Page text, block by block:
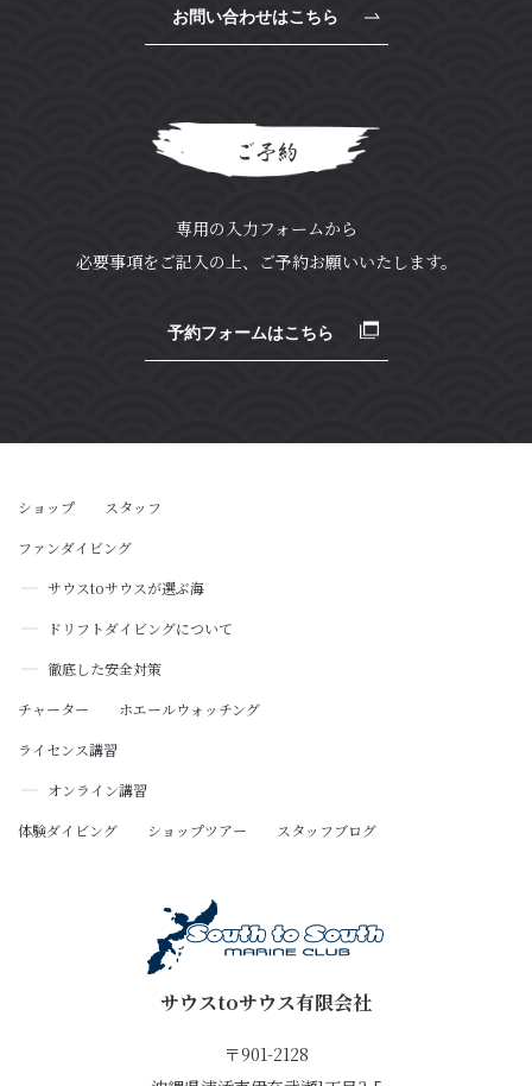
お問い合わせはこちら
ご予約
専用の入力フォームから
必要事項をご記入の上、ご予約お願いいたします。
予約フォームはこちら
サウスtoサウス有限会社
〒901-2128
ショップ
スタッフ
ファンダイビング
サウスtoサウスが選ぶ海
ドリフトダイビングについて
徹底した安全対策
チャーター
ホエールウォッチング
ライセンス講習
オンライン講習
体験ダイビング
ショップツアー スタッフブログ